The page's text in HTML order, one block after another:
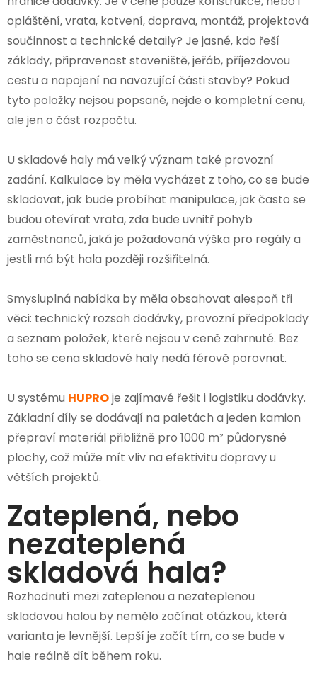
opláštění, vrata, kotvení, doprava, montáž, projektová
součinnost a technické detaily? Je jasné, kdo řeší
základy, připravenost staveniště, jeřáb, příjezdovou
cestu a napojení na navazující části stavby? Pokud
tyto položky nejsou popsané, nejde o kompletní cenu,
ale jen o část rozpočtu.
U skladové haly má velký význam také provozní
zadání. Kalkulace by měla vycházet z toho, co se bude
skladovat, jak bude probíhat manipulace, jak často se
budou otevírat vrata, zda bude uvnitř pohyb
zaměstnanců, jaká je požadovaná výška pro regály a
jestli má být hala později rozšiřitelná.
Smysluplná nabídka by měla obsahovat alespoň tři
věci: technický rozsah dodávky, provozní předpoklady
a seznam položek, které nejsou v ceně zahrnuté. Bez
toho se cena skladové haly nedá férově porovnat.
U systému HUPROje zajímavé řešit i logistiku dodávky.
Základní díly se dodávají na paletách a jeden kamion
přepraví materiál přibližně pro 1000 m² půdorysné
plochy, což může mít vliv na efektivitu dopravy u
větších projektů.
Zateplená, nebo
nezateplená
skladová hala?
Rozhodnutí mezi zateplenou a nezateplenou
skladovou halou by nemělo začínat otázkou, která
varianta je levnější. Lepší je začít tím, co se bude v
hale reálně dít během roku.